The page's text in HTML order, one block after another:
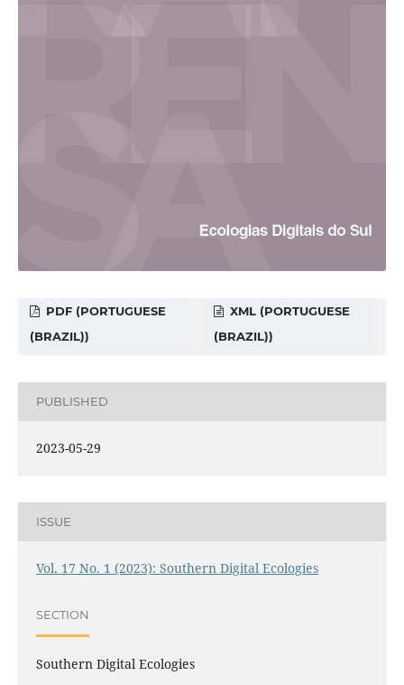
PDF (PORTUGUESE
(BRAZIL))
XML (PORTUGUESE
(BRAZIL))
PUBLISHED
2023-05-29
ISSUE
Vol. 17 No. 1 (2023): Southern Digital Ecologies
SECTION
Southern Digital Ecologies